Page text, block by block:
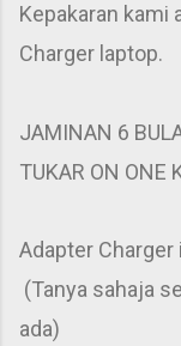
Kepakaran kami
Charger laptop.
JAMINAN 6
TUKAR ON ONE
Adapter Charger
(Tanya sahaja
ada)